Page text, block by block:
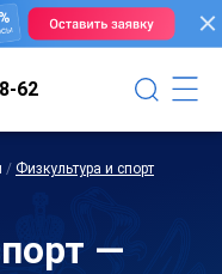
62
/ Физкультура и спорт
—